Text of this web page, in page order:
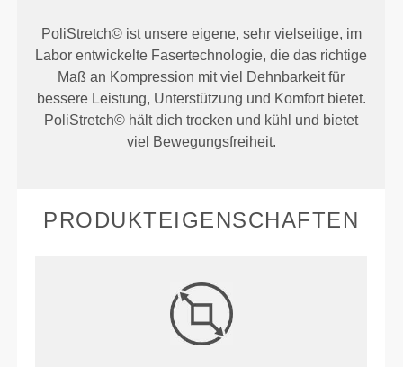
PoliStretch© ist unsere eigene, sehr vielseitige, im
Labor entwickelte Fasertechnologie, die das richtige
Maß an Kompression mit viel Dehnbarkeit für
bessere Leistung, Unterstützung und Komfort bietet.
PoliStretch© hält dich trocken und kühl und bietet
viel Bewegungsfreiheit.
PRODUKTEIGENSCHAFTEN